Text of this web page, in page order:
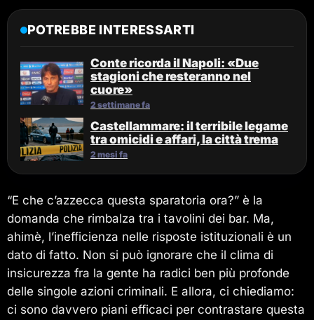
POTREBBE INTERESSARTI
Conte ricorda il Napoli: «Due
stagioni che resteranno nel
cuore»
2 settimane fa
Castellammare: il terribile legame
tra omicidi e affari, la città trema
2 mesi fa
“E che c’azzecca questa sparatoria ora?” è la
domanda che rimbalza tra i tavolini dei bar. Ma,
ahimè, l’inefficienza nelle risposte istituzionali è un
dato di fatto. Non si può ignorare che il clima di
insicurezza fra la gente ha radici ben più profonde
delle singole azioni criminali. E allora, ci chiediamo:
ci sono davvero piani efficaci per contrastare questa